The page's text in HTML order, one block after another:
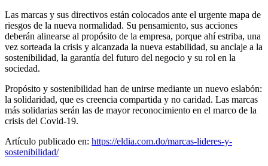
Las marcas y sus directivos están colocados ante el urgente mapa de
riesgos de la nueva normalidad. Su pensamiento, sus acciones
deberán alinearse al propósito de la empresa, porque ahí estriba, una
vez sorteada la crisis y alcanzada la nueva estabilidad, su anclaje a la
sostenibilidad, la garantía del futuro del negocio y su rol en la
sociedad.
Propósito y sostenibilidad han de unirse mediante un nuevo eslabón:
la solidaridad, que es creencia compartida y no caridad. Las marcas
más solidarias serán las de mayor reconocimiento en el marco de la
crisis del Covid-19.
Artículo publicado en: https://eldia.com.do/marcas-lideres-y-
sostenibilidad/